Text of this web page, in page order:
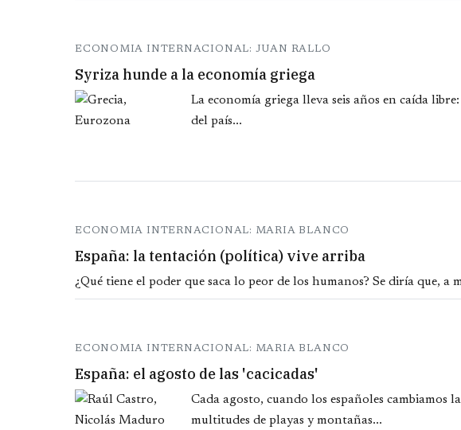
ECONOMIA INTERNACIONAL: JUAN RALLO
Syriza hunde a la economía griega
La economía griega lleva seis años en caída
del país...
ECONOMIA INTERNACIONAL: MARIA BLANCO
España: la tentación (política) vive arriba
¿Qué tiene el poder que saca lo peor de los humanos? Se diría que, a
ECONOMIA INTERNACIONAL: MARIA BLANCO
España: el agosto de las 'cacicadas'
Cada agosto, cuando los españoles cambiamos
multitudes de playas y montañas...